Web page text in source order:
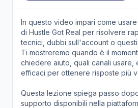
In questo video impari come
di Hustle Got Real per risolvere
tecnici, dubbi sull'account o
Ti mostreremo quando è il
chiedere aiuto, quali canali
efficaci per ottenere risposte più
Questa lezione spiega passo
supporto disponibili nella